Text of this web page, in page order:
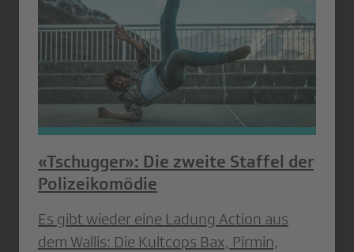
«Tschugger»: Die zweite Staffel der
Polizeikomödie
Es gibt wieder eine Ladung Action aus
dem Wallis: Die Kultcops Bax, Pirmin,